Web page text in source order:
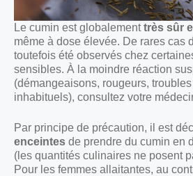
Le cumin est globalementtrès sûr
même à dose élevée. De rares cas
toutefois été observés chez
sensibles. À la moindre réaction
(démangeaisons, rougeurs,
inhabituels), consultez votre
Par principe de précaution, il est
enceintes de prendre du cumin en
(les quantités culinaires ne posent
Pour les femmes allaitantes, au